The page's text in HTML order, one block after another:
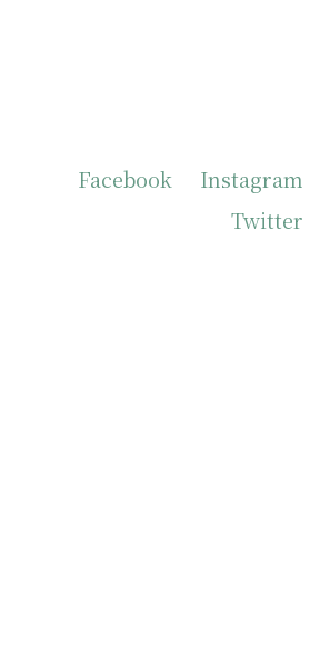
Facebook
Instagram
Twitter